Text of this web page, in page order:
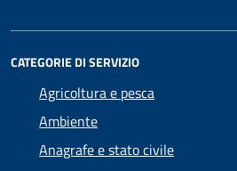
CATEGORIE DI SERVIZIO
Agricoltura e pesca
Ambiente
Anagrafe e stato civile